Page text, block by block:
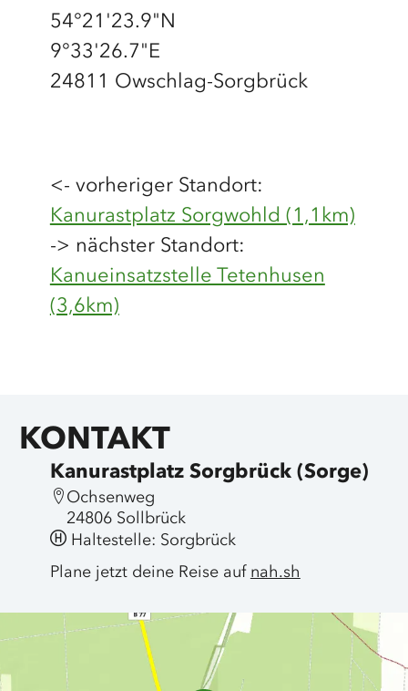
54°21'23.9"N
9°33'26.7"E
24811 Owschlag-Sorgbrück
<- vorheriger Standort:
Kanurastplatz Sorgwohld (1,1km)
-> nächster Standort:
Kanueinsatzstelle Tetenhusen
(3,6km)
KONTAKT
Kanurastplatz Sorgbrück (Sorge)
Ochsenweg
24806 Sollbrück
Haltestelle: Sorgbrück
Plane jetzt deine Reise auf nah.sh